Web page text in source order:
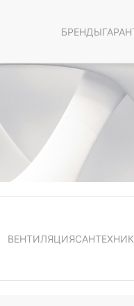
БРЕНДЫ
ВЕНТИЛЯЦИЯ